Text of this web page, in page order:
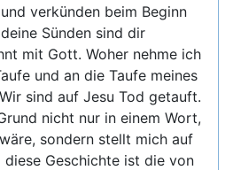
verkünden beim Beginn
Sünden sind dir
mit Gott. Woher nehme ich
und an die Taufe meines
sind auf Jesu Tod getauft.
nicht nur in einem Wort,
sondern stellt mich auf
diese Geschichte ist die von